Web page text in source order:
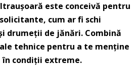
este conceivă pentru
cum ar fi schi
drumeții de jănări. Combină
tehnice pentru a te menține
în condiții extreme.